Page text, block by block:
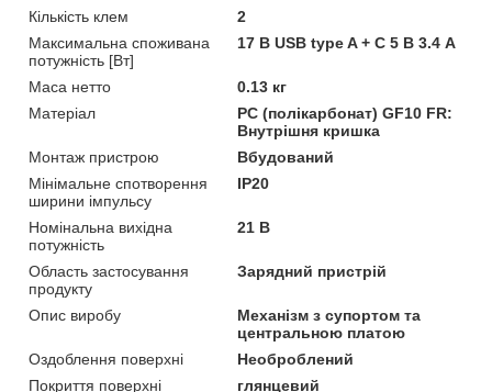
Кількість клем
2
Максимальна споживана
потужність [Вт]
17 В USB type A + C 5 В 3.4 A
Маса нетто
0.13 кг
Матеріал
PC (полікарбонат) GF10 FR:
Внутрішня кришка
Монтаж пристрою
Вбудований
Мінімальне спотворення
ширини імпульсу
IP20
Номінальна вихідна
потужність
21 В
Область застосування
продукту
Зарядний пристрій
Опис виробу
Механізм з супортом та
центральною платою
Оздоблення поверхні
Необроблений
Покриття поверхні
глянцевий